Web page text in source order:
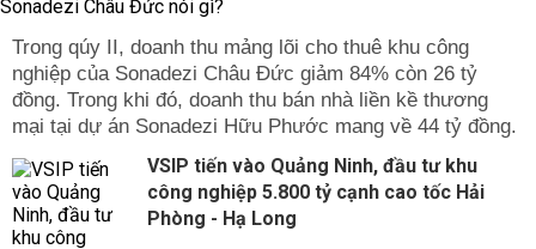
Trong qúy II, doanh thu mảng lõi cho thuê khu công
nghiệp của Sonadezi Châu Đức giảm 84% còn 26 tỷ
đồng. Trong khi đó, doanh thu bán nhà liền kề thương
mại tại dự án Sonadezi Hữu Phước mang về 44 tỷ đồng.
VSIP tiến vào Quảng Ninh, đầu tư khu
công nghiệp 5.800 tỷ cạnh cao tốc Hải
Phòng - Hạ Long